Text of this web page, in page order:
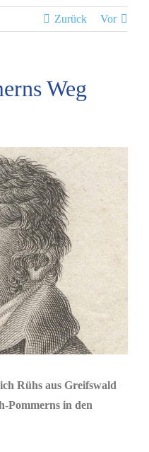
Zurück Vor
Weg
Rühs aus Greifswald
Pommerns in den